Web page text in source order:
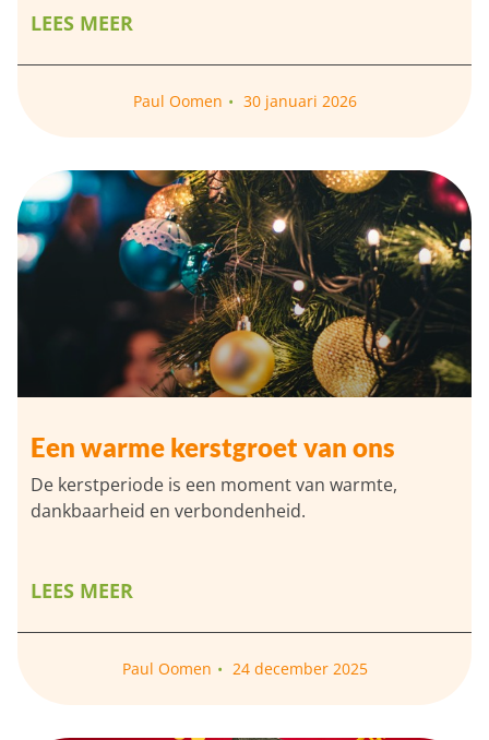
LEES MEER
Paul Oomen 30 januari 2026
Een warme kerstgroet van ons
De kerstperiode is een moment van warmte,
dankbaarheid en verbondenheid.
LEES MEER
Paul Oomen 24 december 2025